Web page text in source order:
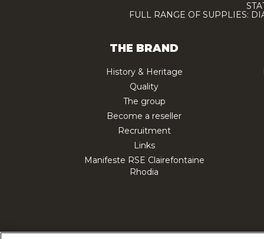
FULL RANGE OF SUPPLIES:
THE BRAND
History & Heritage
Quality
The group
Become a reseller
Recruitment
Links
Manifeste RSE Clairefontaine
Rhodia